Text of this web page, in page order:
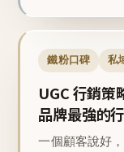
鐵粉口碑 私
UGC 行銷策
品牌最強的
一個顧客說好